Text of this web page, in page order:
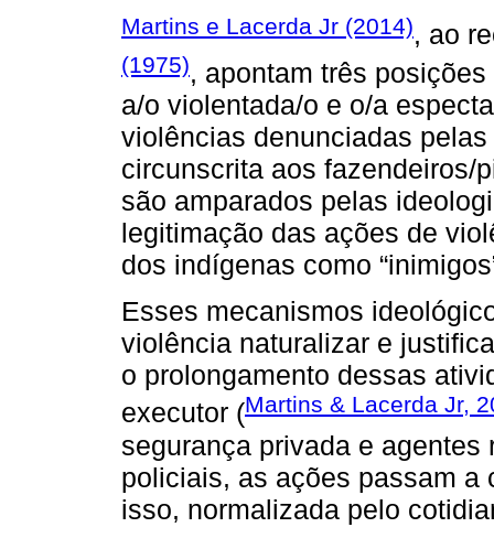
Martins e Lacerda Jr (2014), ao
(1975), apontam três
a/o violentada/o e o/a
violências denunciadas
circunscrita aos fazendeiros/
são amparados pelas
legitimação das ações de
dos indígenas como
Esses mecanismos
violência naturalizar e
o prolongamento dessas
executor (Martins & Lacerda Jr,
segurança privada e
policiais, as ações passam a
isso, normalizada pelo